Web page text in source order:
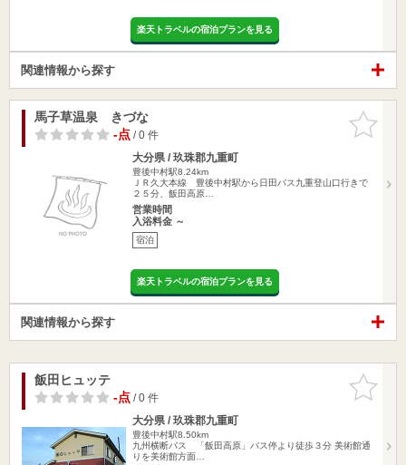
楽天トラベルの宿泊プランを見る
関連情報から探す
お気に入
りに追加
馬子草温泉 きづな
-点/ 0 件
大分県 / 玖珠郡九重町
豊後中村駅8.24km
ＪＲ久大本線 豊後中村駅から日田バス九重登山口行きで
２５分、飯田高原…
営業時間
入浴料金 ～
宿泊
楽天トラベルの宿泊プランを見る
関連情報から探す
お気に入
りに追加
飯田ヒュッテ
-点/ 0 件
大分県 / 玖珠郡九重町
豊後中村駅8.50km
九州横断バス 「飯田高原」バス停より徒歩３分 美術館通
りを美術館方面…